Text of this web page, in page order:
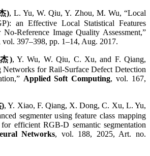
), L. Yu, W. Qiu, Y. Zhou, M. Wu, “Local
an Effective Local Statistical Features
Reference Image Quality Assessment,”
vol. 397–398, pp. 1–14, Aug. 2017.
), Y. Wu, W. Qiu, C. Xu, and F. Qiang,
for Rail-Surface Defect Detection
Applied Soft Computing, vol. 167,
), Y. Xiao, F. Qiang, X. Dong, C. Xu, L. Yu,
segmenter using feature class mapping
efficient RGB-D semantic segmentation
Networks, vol. 188, 2025, Art. no.